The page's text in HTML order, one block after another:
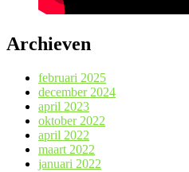
Archieven
februari 2025
december 2024
april 2023
oktober 2022
april 2022
maart 2022
januari 2022